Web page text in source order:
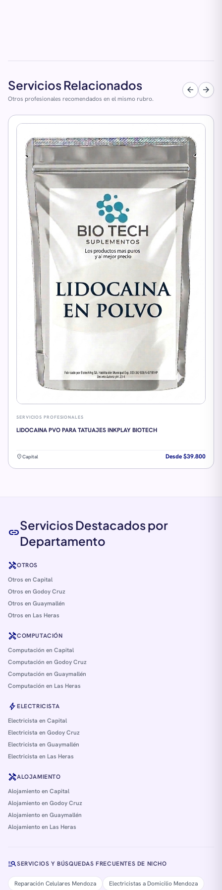
Servicios Relacionados
Otros profesionales recomendados en el mismo rubro.
arrow_back arrow_forward
SERVICIOS PROFESIONALES
LIDOCAINA PVO PARA TATUAJES INKPLAY BIOTECH
location_onCapital Desde $39.800
link
Servicios Destacados por
Departamento
handymanOTROS
Otros en Capital
Otros en Godoy Cruz
Otros en Guaymallén
Otros en Las Heras
handymanCOMPUTACIÓN
Computación en Capital
Computación en Godoy Cruz
Computación en Guaymallén
Computación en Las Heras
boltELECTRICISTA
Electricista en Capital
Electricista en Godoy Cruz
Electricista en Guaymallén
Electricista en Las Heras
handymanALOJAMIENTO
Alojamiento en Capital
Alojamiento en Godoy Cruz
Alojamiento en Guaymallén
Alojamiento en Las Heras
manage_searchSERVICIOS Y BÚSQUEDAS FRECUENTES DE NICHO
Reparación Celulares Mendoza
Electricistas a Domicilio Mendoza